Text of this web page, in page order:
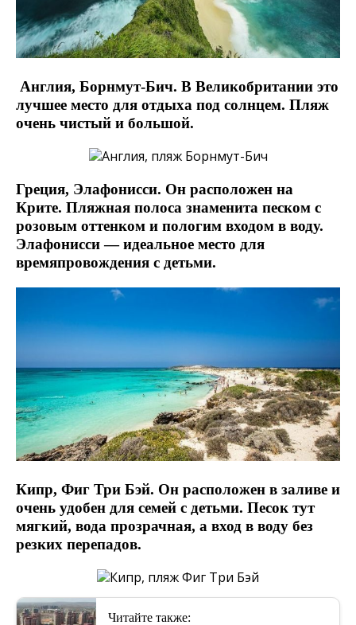
Англия, Борнмут-Бич. В Великобритании это
лучшее место для отдыха под солнцем. Пляж
очень чистый и большой.
Греция, Элафонисси. Он расположен на
Крите. Пляжная полоса знаменита песком с
розовым оттенком и пологим входом в воду.
Элафонисси — идеальное место для
времяпровождения с детьми.
Кипр, Фиг Три Бэй. Он расположен в заливе и
очень удобен для семей с детьми. Песок тут
мягкий, вода прозрачная, а вход в воду без
резких перепадов.
Читайте также: